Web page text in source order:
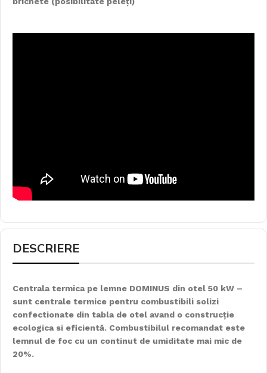
DESCRIERE
Centrala termica pe lemne DOMINUS din otel 50 kW –
sunt centrale termice pentru combustibili solizi
confectionate din tabla de otel avand o construcție
ecologica si eficientă. Combustibilul recomandat este
lemnul de foc cu un continut de umiditate mai mic de
20%.